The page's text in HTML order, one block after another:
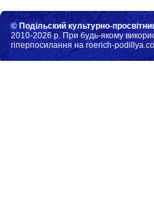
© Подільский культурно-
2010-2026 р. При будь-якому
гіперпосилання на roerich-